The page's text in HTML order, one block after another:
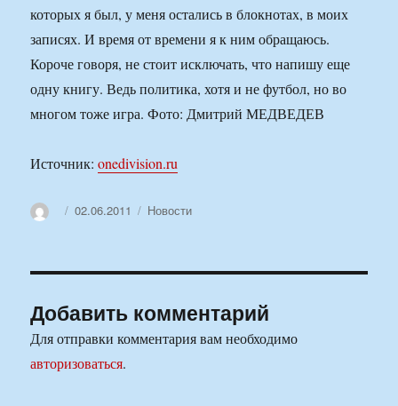
которых я был, у меня остались в блокнотах, в моих
записях. И время от времени я к ним обращаюсь.
Короче говоря, не стоит исключать, что напишу еще
одну книгу. Ведь политика, хотя и не футбол, но во
многом тоже игра. Фото: Дмитрий МЕДВЕДЕВ
Источник:onedivision.ru
АвторОпубликовано
02.06.2011 Рубрики
Новости
Добавить комментарий
Для отправки комментария вам необходимо
авторизоваться.